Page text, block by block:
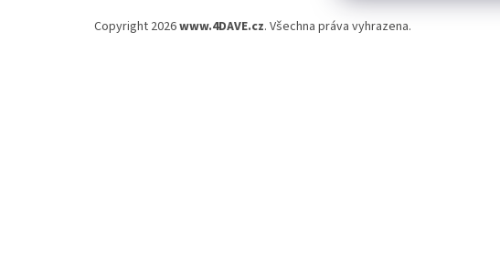
Copyright 2026www.4DAVE.cz. Všechna práva vyhrazena.